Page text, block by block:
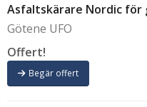
Asfaltskärare Nordic för
Götene UFO
Offert!
Begär offert